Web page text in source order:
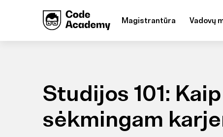
Magistrantūra Vadovų
Studijos 101:
sėkmingam